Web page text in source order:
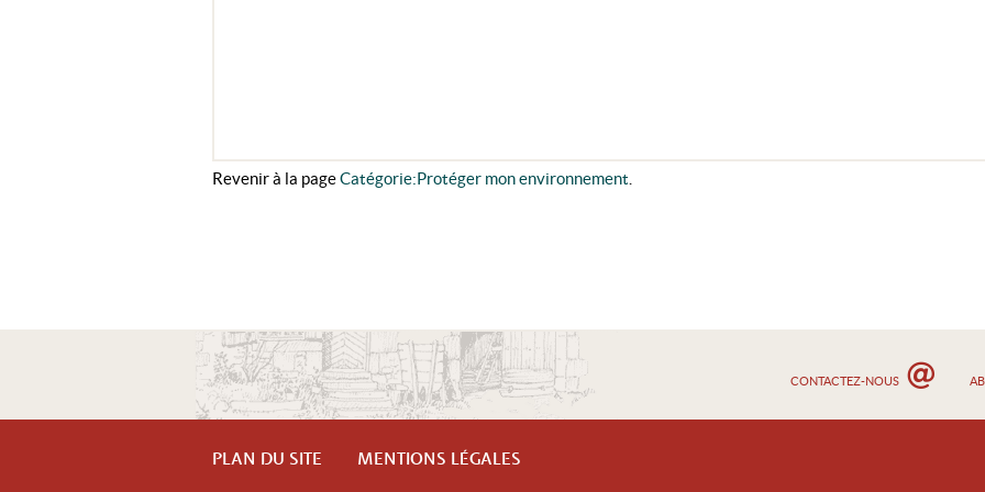
Revenir à la pageCatégorie:Protéger mon environnement
CONTACTEZ-NOUS
PLAN DU SITE MENTIONS LÉGALES